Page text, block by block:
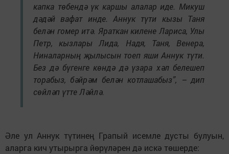
капка төбендә үк каршы алалар иде. Микуш
дәдәй вафат инде. Аннук түти кызы Таня
белән гомер итә. Яраткан килене Лариса, Улы
Петр, кызлары Лида, Надя, Таня, Венера,
Ниналарның җылысын тоеп яши Аннук түти.
Без дә бүгенге көндә дә үзара хәл белешеп
торабыз, бәйрәм белән котлашабыз”, – дип
сөйләп үтте Ләйлә.
Әле ул Аннук түтинең Грапый исемле дусты булуын,
аларга кич утырырга йөрүләрен дә искә төшерде: